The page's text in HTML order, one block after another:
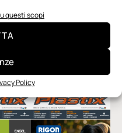
questi scopi
Policy